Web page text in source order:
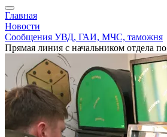
Главная
Новости
Сообщения УВД, ГАИ, МЧС, таможня
Прямая линия с начальником отдела по